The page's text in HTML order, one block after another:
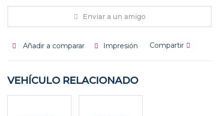
Enviar a un amigo
Añadir a comparar Impresión Compartir
VEHÍCULO RELACIONADO